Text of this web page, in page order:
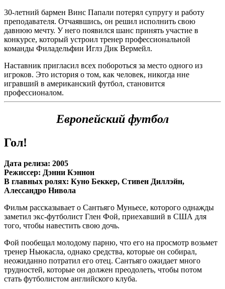
30-летний бармен Винс Папали потерял супругу и работу
преподавателя. Отчаявшись, он решил исполнить свою
давнюю мечту. У него появился шанс принять участие в
конкурсе, который устроил тренер профессиональной
команды Филадельфии Иглз Дик Вермейл.
Наставник пригласил всех побороться за место одного из
игроков. Это история о том, как человек, никогда нне
игравший в американский футбол, становится
профессионалом.
Европейский футбол
Гол!
Дата релиза: 2005
Режиссер: Дэнни Кэннон
В главных ролях: Куно Беккер, Стивен Диллэйн,
Алессандро Нивола
Фильм рассказывает о Сантьяго Муньесе, которого однажды
заметил экс-футболист Глен Фой, приехавший в США для
того, чтобы навестить свою дочь.
Фой пообещал молодому парню, что его на просмотр возьмет
тренер Ньюкасла, однако средства, которые он собирал,
неожиданно потратил его отец. Сантьяго ожидает много
трудностей, которые он должен преодолеть, чтобы потом
стать футболистом английского клуба.